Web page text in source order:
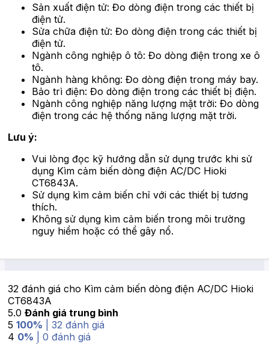
Sản xuất điện tử: Đo dòng điện trong các thiết bị
điện tử.
Sửa chữa điện tử: Đo dòng điện trong các thiết bị
điện tử.
Ngành công nghiệp ô tô: Đo dòng điện trong xe ô
tô.
Ngành hàng không: Đo dòng điện trong máy bay.
Bảo trì điện: Đo dòng điện trong các thiết bị điện.
Ngành công nghiệp năng lượng mặt trời: Đo dòng
điện trong các hệ thống năng lượng mặt trời.
Lưu ý:
Vui lòng đọc kỹ hướng dẫn sử dụng trước khi sử
dụng Kìm cảm biến dòng điện AC/DC Hioki
CT6843A.
Sử dụng kìm cảm biến chỉ với các thiết bị tương
thích.
Không sử dụng kìm cảm biến trong môi trường
nguy hiểm hoặc có thể gây nổ.
32 đánh giá cho Kìm cảm biến dòng điện AC/DC Hioki
CT6843A
5.0 Đánh giá trung bình
5 100% | 32 đánh giá
4 0% | 0 đánh giá